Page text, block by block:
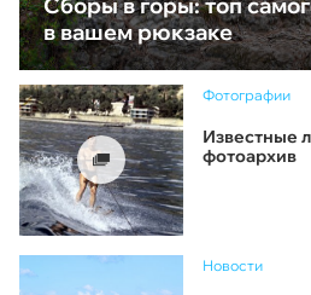
в вашем рюкзаке
Фотографии
Известные
фотоархив
Новости